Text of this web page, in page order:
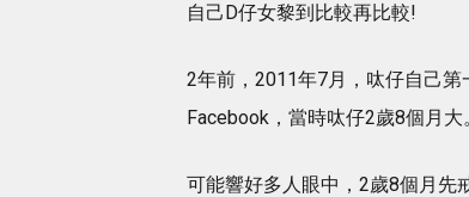
自己D仔女黎到比較再比較!
2年前，2011年7月，呔仔自己
Facebook，當時呔仔2歲8個月大
可能響好多人眼中，2歲8個月先